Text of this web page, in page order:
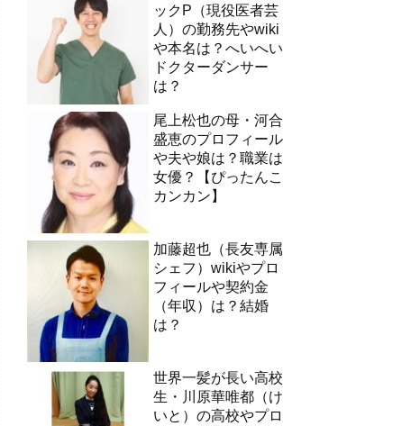
ックP（現役医者芸
人）の勤務先やwiki
や本名は？へいへい
ドクターダンサー
は？
尾上松也の母・河合
盛恵のプロフィール
や夫や娘は？職業は
女優？【ぴったんこ
カンカン】
加藤超也（長友専属
シェフ）wikiやプロ
フィールや契約金
（年収）は？結婚
は？
世界一髪が長い高校
生・川原華唯都（け
いと）の高校やプロ